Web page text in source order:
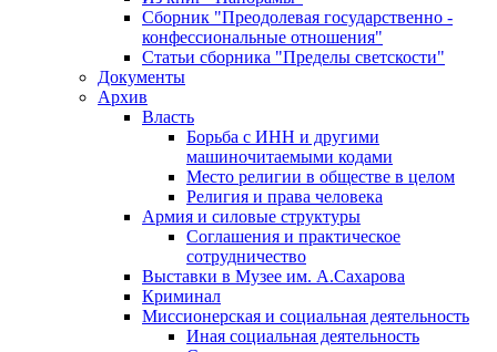
Сборник "Преодолевая государственно -
конфессиональные отношения"
Статьи сборника "Пределы светскости"
Документы
Архив
Власть
Борьба с ИНН и другими
машиночитаемыми кодами
Место религии в обществе в целом
Религия и права человека
Армия и силовые структуры
Соглашения и практическое
сотрудничество
Выставки в Музее им. А.Сахарова
Криминал
Миссионерская и социальная деятельность
Иная социальная деятельность